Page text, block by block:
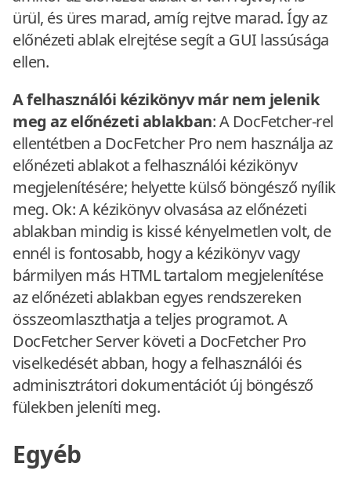
ürül, és üres marad, amíg rejtve marad. Így az
előnézeti ablak elrejtése segít a GUI lassúsága
ellen.
A felhasználói kézikönyv már nem jelenik
meg az előnézeti ablakban: A DocFetcher-rel
ellentétben a DocFetcher Pro nem használja az
előnézeti ablakot a felhasználói kézikönyv
megjelenítésére; helyette külső böngésző nyílik
meg. Ok: A kézikönyv olvasása az előnézeti
ablakban mindig is kissé kényelmetlen volt, de
ennél is fontosabb, hogy a kézikönyv vagy
bármilyen más HTML tartalom megjelenítése
az előnézeti ablakban egyes rendszereken
összeomlaszthatja a teljes programot. A
DocFetcher Server követi a DocFetcher Pro
viselkedését abban, hogy a felhasználói és
adminisztrátori dokumentációt új böngésző
fülekben jeleníti meg.
Egyéb